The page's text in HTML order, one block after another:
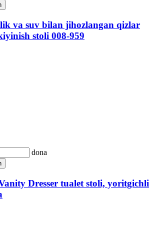
va suv bilan jihozlangan qizlar
stoli 008-959
dona
Dresser tualet stoli, yoritgichli